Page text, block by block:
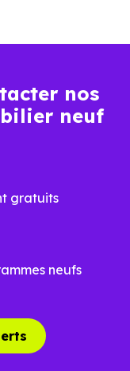
nos
neuf
gratuits
neufs